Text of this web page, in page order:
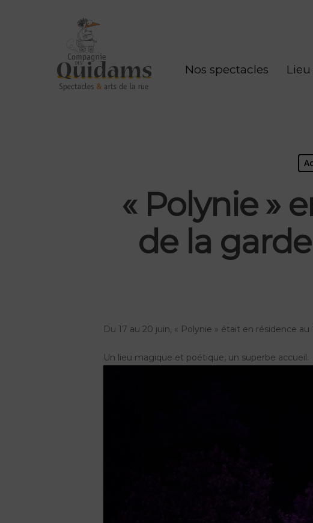
Nos spectacles
« Polynie »
de la
Du 17 au 20 juin, « Polynie » était en résidence
Un lieu magique et poétique, un superbe accueil.